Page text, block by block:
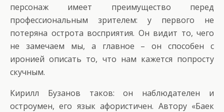
персонаж имеет преимущество перед
профессиональным зрителем: у первого не
потеряна острота восприятия. Он видит то, чего
не замечаем мы, а главное – он способен с
иронией описать то, что нам кажется попросту
скучным.
Кирилл Бузанов таков: он наблюдателен и
остроумен, его язык афористичен. Автору «Баек